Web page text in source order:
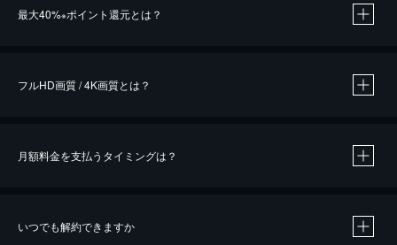
最大40%※ポイント還元とは？
※40％ポイント還元の対象は、クレジットカード決済による作品の購入 / レンタルです。
iOSアプリのUコイン決済による作品の購入 / レンタルは、20％のポイント還元です。
フルHD画質 / 4K画質とは？
月額料金を支払うタイミングは？
いつでも解約できますか